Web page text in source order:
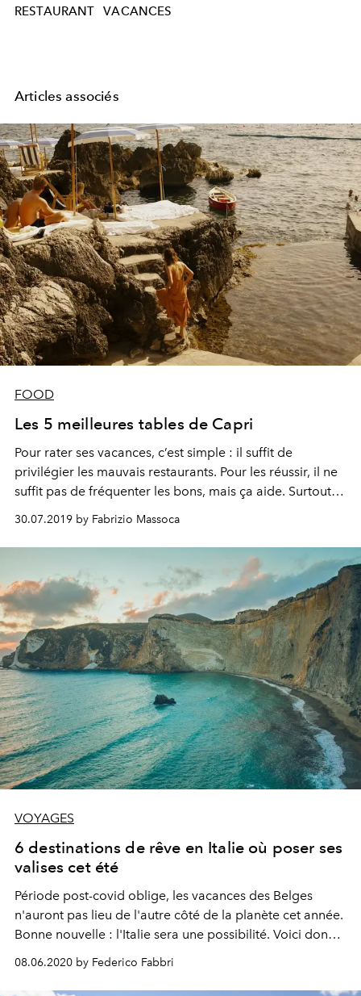
RESTAURANT VACANCES
Articles associés
FOOD
Les 5 meilleures tables de Capri
Pour rater ses vacances, c’est simple : il suffit de
privilégier les mauvais restaurants. Pour les réussir, il ne
suffit pas de fréquenter les bons, mais ça aide. Surtout à
30.07.2019 by Fabrizio Massoca
VOYAGES
6 destinations de rêve en Italie où poser ses
valises cet été
Période post-covid oblige, les vacances des Belges
n'auront pas lieu de l'autre côté de la planète cet année.
Bonne nouvelle : l'Italie sera une possibilité. Voici donc 6
endroits italiens de rêve où poser ses valises cet été.
08.06.2020 by Federico Fabbri